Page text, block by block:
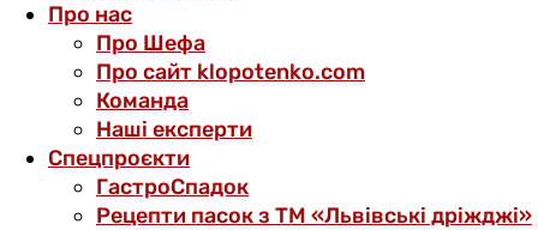
Про нас
Про Шефа
Про сайт klopotenko.com
Команда
Наші експерти
Спецпроєкти
ГастроСпадок
Рецепти пасок з ТМ «Львівські дріжджі»